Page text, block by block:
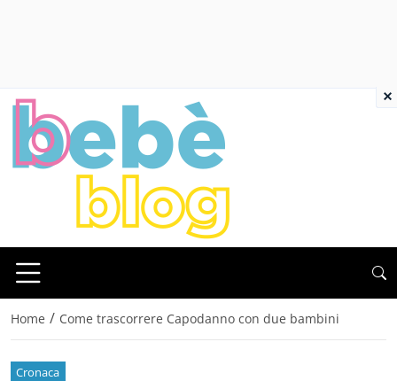
Home / Come trascorrere Capodanno con due bambini
Cronaca
×